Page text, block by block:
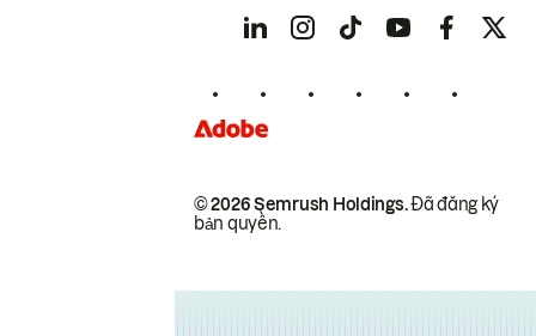
© 2026 Semrush Holdings.Đã đăng ký
bản quyền.